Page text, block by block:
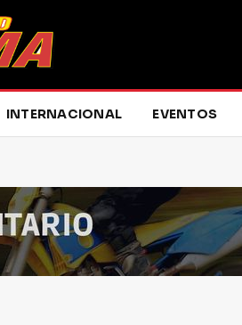
INTERNACIONAL EVENTOS